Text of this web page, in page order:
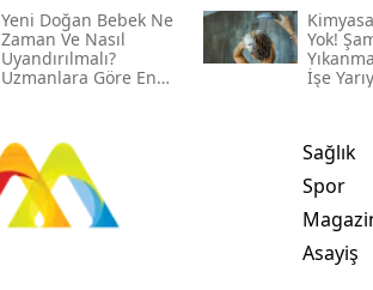
Yeni Doğan Bebek Ne
Zaman Ve Nasıl
Uyandırılmalı?
Uzmanlara Göre En
Yok!
İşe
Sağlık
Spor
Asayiş